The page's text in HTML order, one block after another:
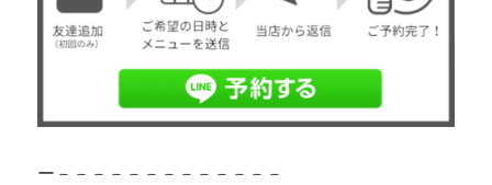
ー－－－－－－－－－－－－－